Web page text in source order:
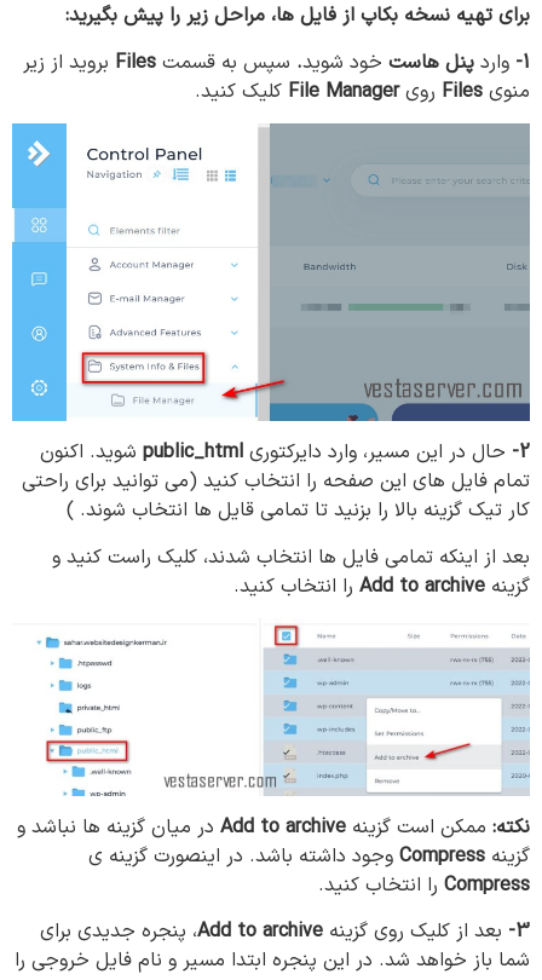
برای تهیه نسخه بکاپ از فایل ها، مراحل زیر را پیش بگیرید:
1- وارد پنل هاست خود شوید. سپس به قسمت
بروید از زیر
منوی Files رویFile Manager کلیک کنید.
2- حال در این مسیر، وارد دایرکتوری public_html شوید. اکنون
تمام فایل های این صفحه را انتخاب کنید (می توانید برای راحتی
کار تیک گزینه بالا را بزنید تا تمامی قایل ها انتخاب شوند. )
بعد از اینکه تمامی فایل ها انتخاب شدند، کلیک راست کنید و
گزینه Add to archive را انتخاب کنید.
نکته: ممکن است گزینه Add to archive در میان گزینه ها نباشد و
گزینه Compress وجود داشته باشد. در اینصورت گزینه ی
Compress را انتخاب کنید.
3- بعد از کلیک روی گزینه Add to archive، پنجره جدیدی برای
شما باز خواهد شد. در این پنجره ابتدا مسیر و نام فایل خروجی را